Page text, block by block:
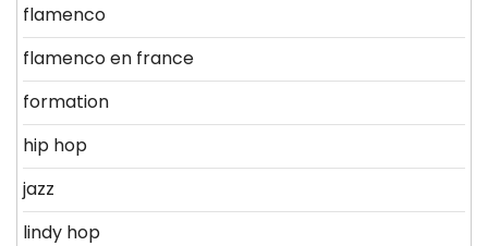
flamenco
flamenco en france
formation
hip hop
jazz
lindy hop